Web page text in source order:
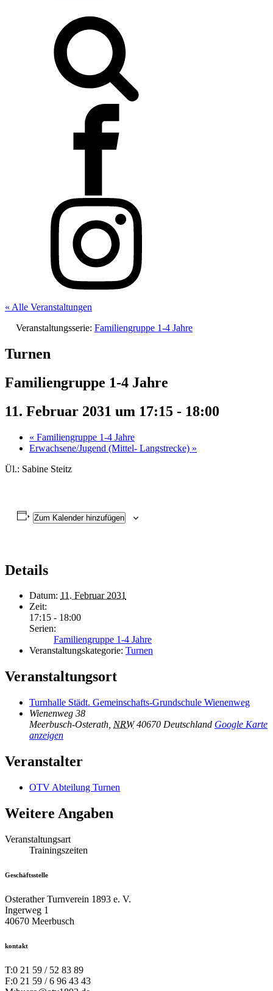
« Alle Veranstaltungen
Veranstaltungsserie: Familiengruppe 1-4 Jahre
Turnen
Familiengruppe 1-4 Jahre
11. Februar 2031 um 17:15 - 18:00
« Familiengruppe 1-4 Jahre
Erwachsene/Jugend (Mittel- Langstrecke) »
Ül.: Sabine Steitz
Zum Kalender hinzufügen
Details
Datum: 11. Februar 2031
Zeit:
17:15 - 18:00
Serien:
Familiengruppe 1-4 Jahre
Veranstaltungskategorie: Turnen
Veranstaltungsort
Turnhalle Städt. Gemeinschafts-Grundschule Wienenweg
Wienenweg 38
Meerbusch-Osterath NRW 40670 Deutschland Google Karte
anzeigen
Veranstalter
OTV Abteilung Turnen
Weitere Angaben
Veranstaltungsart
Trainingszeiten
Geschäftsstelle
Osterather Turnverein 1893 e. V.
Ingerweg 1
40670 Meerbusch
kontakt
T:0 21 59 / 52 83 89
F:0 21 59 / 6 96 43 43